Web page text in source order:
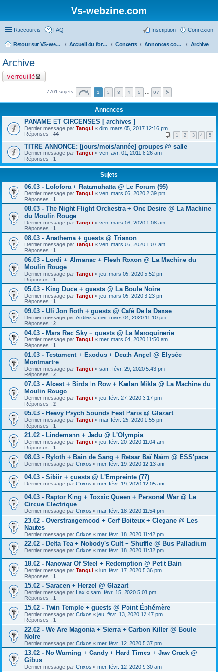
Vs-webzine.com
Raccourcis FAQ Connexion
Inscription
Retour sur VS-webzine Accueil du forum Concerts Annonces concerts - Paris et Région parisienne Archive
Archive
Verrouillé
7701 sujets 1 2 3 4 5 97
Annonces
PANAME ET CIRCENSES [ archives ]
Dernier message par Tangui « dim. mars 05, 2017 12:16 pm
Réponses : 44 1 2 3 4 5
TITRE ANNONCE: [jours/mois/année] groupes @ salle
Dernier message par Tangui « ven. avr. 01, 2011 8:26 am
Réponses : 1
Sujets
06.03 - Lofofora + Ratamahatta @ Le Forum (95)
Dernier message par Tangui « ven. mars 06, 2020 2:39 pm
Réponses : 1
08.03 - The Night Flight Orchestra + One Desire @ La Machine
du Moulin Rouge
Dernier message par Tangui « ven. mars 06, 2020 1:08 am
Réponses : 1
08.03 - Anathema + guests @ Trianon
Dernier message par Tangui « ven. mars 06, 2020 1:07 am
Réponses : 1
06.03 - Lordi + Almanac + Flesh Roxon @ La Machine du
Moulin Rouge
Dernier message par Tangui « jeu. mars 05, 2020 5:52 pm
Réponses : 1
05.03 - King Dude + guests @ La Boule Noire
Dernier message par Tangui « jeu. mars 05, 2020 3:23 pm
Réponses : 1
09.03 - Uli Jon Roth + guests @ Café De la Danse
Dernier message par Ardiles « mer. mars 04, 2020 11:10 pm
Réponses : 2
04.03 - Mars Red Sky + guests @ La Maroquinerie
Dernier message par Tangui « mer. mars 04, 2020 11:50 am
Réponses : 1
01.03 - Testament + Exodus + Death Angel @ Elysée
Montmartre
Dernier message par Tangui « sam. févr. 29, 2020 5:43 pm
Réponses : 2
07.03 - Alcest + Birds In Row + Kælan Mikla @ La Machine du
Moulin Rouge
Dernier message par Tangui « jeu. févr. 27, 2020 3:17 pm
Réponses : 2
05.03 - Heavy Psych Sounds Fest Paris @ Glazart
Dernier message par Tangui « mar. févr. 25, 2020 1:55 pm
Réponses : 1
21.02 - Lindemann + Jadu @ L'Olympia
Dernier message par Tangui « jeu. févr. 20, 2020 11:04 am
Réponses : 1
08.03 - Ryloth + Bain de Sang + Retsar Baï Naïm @ ESS'pace
Dernier message par Crixos « mer. févr. 19, 2020 12:13 am
04.03 - Sibiir + guests @ L'Empreinte (77)
Dernier message par Crixos « mer. févr. 19, 2020 12:05 am
04.03 - Raptor King + Toxxic Queen + Personal War @ Le
Cirque Electrique
Dernier message par Crixos « mar. févr. 18, 2020 11:54 pm
23.02 - Overstrangemood + Cerf Boiteux + Clegane @ Les
Nautes
Dernier message par Crixos « mar. févr. 18, 2020 11:42 pm
22.02 - Delta Tea + Nobody's Cult + Shuffle @ Bus Palladium
Dernier message par Crixos « mar. févr. 18, 2020 11:32 pm
18.02 - Nanowar Of Steel + Redemption @ Petit Bain
Dernier message par Tangui « lun. févr. 17, 2020 5:36 pm
Réponses : 1
15.02 - Saracen + Herzel @ Glazart
Dernier message par Lax « sam. févr. 15, 2020 5:03 pm
Réponses : 1
15.02 - Twin Temple + guests @ Point Éphémère
Dernier message par Crixos « jeu. févr. 13, 2020 12:47 pm
Réponses : 1
22.02 - We Are Magonia + Sierra + Carbon Killer @ Boule
Noire
Dernier message par Crixos « mer. févr. 12, 2020 5:37 pm
13.02 - No Warning + Candy + Hard Times + Jaw Crack @
Gibus
Dernier message par Crixos « mer. févr. 12, 2020 9:30 am